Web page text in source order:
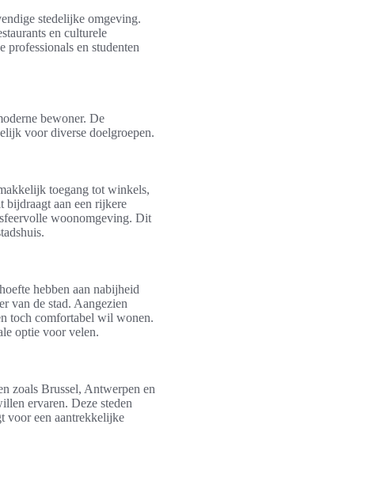
stedelijke omgeving.
en culturele
en studenten
bewoner. De
voor diverse doelgroepen.
toegang tot winkels,
bijdraagt aan een rijkere
woonomgeving. Dit
hebben aan nabijheid
van de stad. Aangezien
toch comfortabel wil wonen.
optie voor velen.
zoals Brussel, Antwerpen en
ervaren. Deze steden
voor een aantrekkelijke